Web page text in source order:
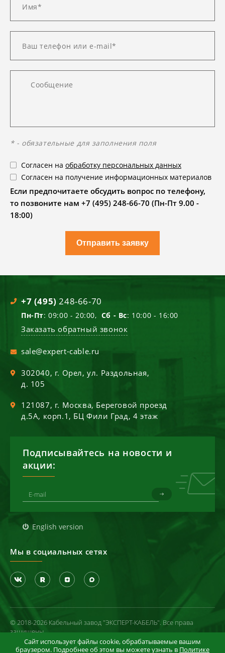
* - обязательные для заполнения поля
Согласен на обработку персональных данных
Согласен на получение информационных материалов
Если предпочитаете обсудить вопрос по телефону,
то позвоните нам +7 (495) 248-66-70 (Пн-Пт 9.00 -
18:00)
Отправить заявку
+7 (495) 248-66-70
Пн-Пт: 09:00 - 20:00, Сб - Вс: 10:00 - 16:00
Заказать обратный звонок
sale@expert-cable.ru
302040, г. Орел,ул. Раздольная,
д. 105
121087, г. Москва, Береговой проезд
д.5А, корп.1, БЦ Фили Град, 4 этаж
Подписывайтесь на новости и
акции:
English version
Мы в социальных сетях
© 2018-2026 Кабельный завод "ЭКСПЕРТ-КАБЕЛЬ". Все права
защищены
Политика конфиденциальности
Сайт использует файлы cookie, обрабатываемые вашим
браузером. Подробнее об этом вы можете узнать в Политике